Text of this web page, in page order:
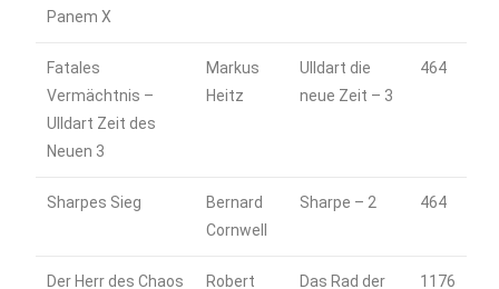
Panem X
Fatales
Vermächtnis –
Ulldart Zeit des
Neuen 3
Markus
Heitz
Ulldart die
neue Zeit – 3
464
Sharpes Sieg
Bernard
Cornwell
Sharpe – 2 464
Der Herr des Chaos
Robert
Das Rad der
1176